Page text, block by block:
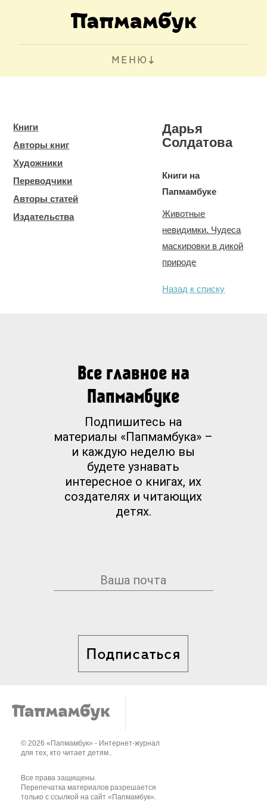
МЕНЮ
Книги
Авторы книг
Художники
Переводчики
Авторы статей
Издательства
Дарья
Солдатова
Книги на
Папмамбуке
Животные
невидимки. Чудеса
маскировки в дикой
природе
Назад к списку
Все главное на
Папмамбуке
Подпишитесь на
материалы «Папмамбука» –
и каждую неделю вы
будете узнавать
интересное о книгах, их
создателях и читающих
детях.
Подписаться
© 2026 «Папмамбук» - Интернет-журнал
для тех, кто читает детям..
Все права защищены.
Перепечатка материалов разрешается
только с ссылкой на сайт «Папмамбук».